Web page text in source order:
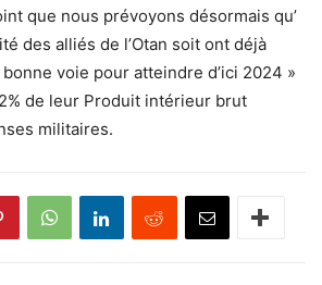
que nous prévoyons désormais qu’
des alliés de l’Otan soit ont déjà
voie pour atteindre d’ici 2024 »
de leur Produit intérieur brut
militaires.